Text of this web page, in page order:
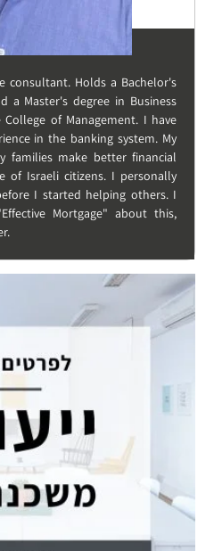
consultant. Holds a Bachelor's
a Master's degree in Business
of Management. I have
in the banking system. My
families make better financial
of Israeli citizens. I personally
I started helping others. I
Mortgage" about this,